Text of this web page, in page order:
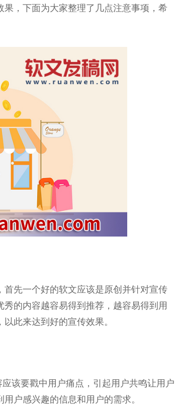
，下面为大家整理了几点注意事项，希
首先一个好的软文应该是原创并针对宣传
的内容越容易得到推荐，越容易得到用
此来达到好的宣传效果。
该要戳中用户痛点，引起用户共鸣让用户
户感兴趣的信息和用户的需求。